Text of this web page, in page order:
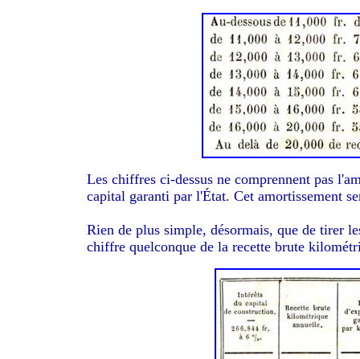
Les chiffres ci-dessus ne comprennent pas
capital garanti par l'État. Cet amortissement
Rien de plus simple, désormais, que de tirer
chiffre quelconque de la recette brute